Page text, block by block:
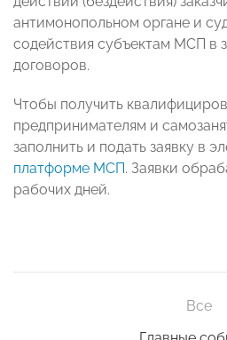
антимонопольном органе и
содействия субъектам МСП в
договоров.
Чтобы получить
предпринимателям и
заполнить и подать заявку в
платформе МСП. Заявки
рабочих дней.
Все